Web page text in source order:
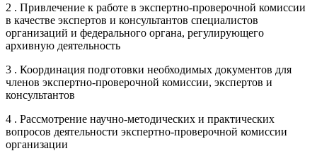
2 . Привлечение к работе в экспертно-проверочной комиссии
в качестве экспертов и консультантов специалистов
организаций и федерального органа, регулирующего
архивную деятельность
3 . Координация подготовки необходимых документов для
членов экспертно-проверочной комиссии, экспертов и
консультантов
4 . Рассмотрение научно-методических и практических
вопросов деятельности экспертно-проверочной комиссии
организации